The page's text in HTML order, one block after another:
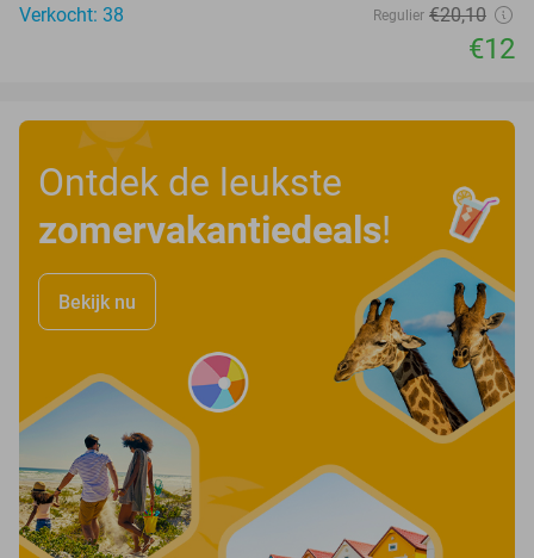
Verkocht: 38
Regulier €20,10
€12
Ontdek de leukste
zomervakantiedeals!
Bekijk nu